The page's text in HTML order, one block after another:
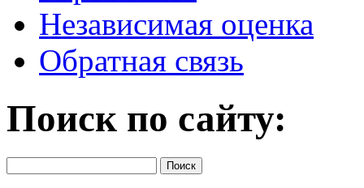
Независимая оценка
Обратная связь
Поиск по сайту: